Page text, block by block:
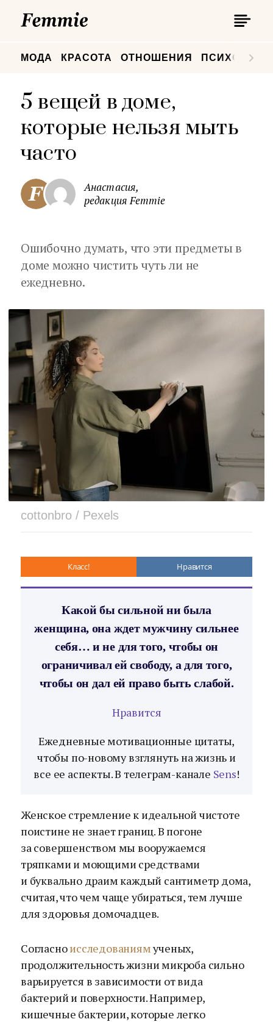
МОДА КРАСОТА ОТНОШЕНИЯ
5 вещей в доме,
которые нельзя мыть
часто
Анастасия,
редакция Femmie
Ошибочно думать, что эти предметы в
доме можно чистить чуть ли не
ежедневно.
cottonbro / Pexels
Класс! Нравится
Какой бы сильной ни была
женщина, она ждет мужчину сильнее
себя… и не для того, чтобы он
ограничивал ей свободу, а для того,
чтобы он дал ей право быть слабой.
Нравится
Ежедневные мотивационные цитаты,
чтобы по-новому взглянуть на жизнь и
все ее аспекты. В телеграм-канале Sens!
Женское стремление к идеальной чистоте
поистине не знает границ. В погоне
за совершенством мы вооружаемся
тряпками и моющими средствами
и буквально драим каждый сантиметр дома,
считая, что чем чаще убираться, тем лучше
для здоровья домочадцев.
Согласноисследованиямученых,
продолжительность жизни микроба сильно
варьируется в зависимости от вида
бактерий и поверхности. Например,
кишечные бактерии, которые легко